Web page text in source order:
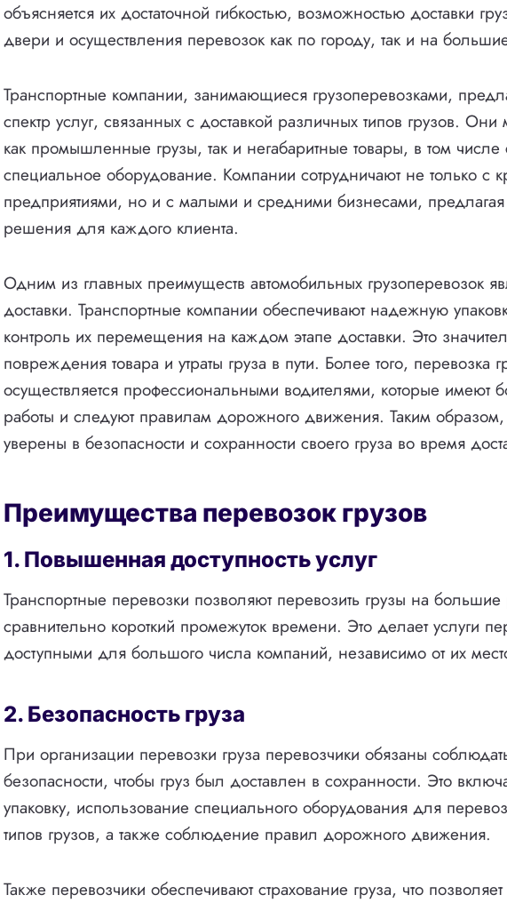
объясняется их достаточной гибкостью, возможностью доставки
двери и осуществления перевозок как по городу, так и на
Транспортные компании, занимающиеся грузоперевозками,
спектр услуг, связанных с доставкой различных типов грузов. Они
как промышленные грузы, так и негабаритные товары, в том числе
специальное оборудование. Компании сотрудничают не только с
предприятиями, но и с малыми и средними бизнесами,
решения для каждого клиента.
Одним из главных преимуществ автомобильных грузоперевозок
доставки. Транспортные компании обеспечивают надежную
контроль их перемещения на каждом этапе доставки. Это
повреждения товара и утраты груза в пути. Более того, перевозка
осуществляется профессиональными водителями, которые имеют
работы и следуют правилам дорожного движения. Таким образом,
уверены в безопасности и сохранности своего груза во время
Преимущества перевозок грузов
1. Повышенная доступность услуг
Транспортные перевозки позволяют перевозить грузы на большие
сравнительно короткий промежуток времени. Это делает услуги
доступными для большого числа компаний, независимо от их
2. Безопасность груза
При организации перевозки груза перевозчики обязаны
безопасности, чтобы груз был доставлен в сохранности. Это
упаковку, использование специального оборудования для
типов грузов, а также соблюдение правил дорожного движения.
Также перевозчики обеспечивают страхование груза, что